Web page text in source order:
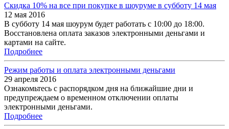
Скидка 10% на все при покупке в шоуруме в субботу 14 мая
12 мая 2016
В субботу 14 мая шоурум будет работать с 10:00 до 18:00.
Восстановлена оплата заказов электронными деньгами и
картами на сайте.
Подробнее
Режим работы и оплата электронными деньгами
29 апреля 2016
Ознакомьтесь с распорядком дня на ближайшие дни и
предупреждаем о временном отключении оплаты
электронными деньгами.
Подробнее